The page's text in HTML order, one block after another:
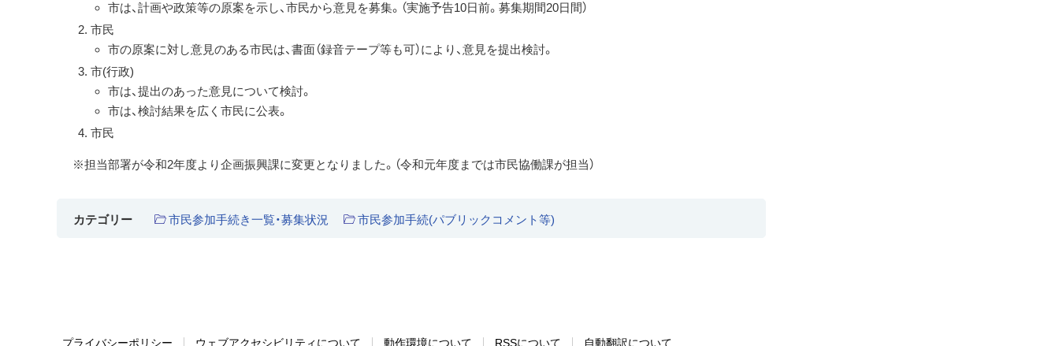
市は、計画や政策等の原案を示し、市民から意見を募集。（実施予告10日前。募集期間20日間）
市民
市の原案に対し意見のある市民は、書面（録音テープ等も可）により、意見を提出検討。
市(行政)
市は、提出のあった意見について検討。
市は、検討結果を広く市民に公表。
市民
※担当部署が令和2年度より企画振興課に変更となりました。（令和元年度までは市民協働課が担当）
カテゴリー 市民参加手続き一覧・募集状況 市民参加手続(パブリックコメント等)
プライバシーポリシー ウェブアクセシビリティについて 動作環境について RSSについて 自動翻訳について